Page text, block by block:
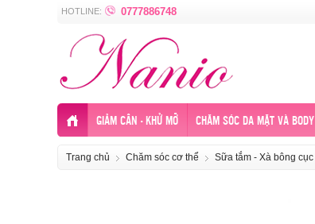
HOTLINE: 0777886748
GIẢM CÂN - KHỬ MỠ CHĂM SÓC DA MẶT VÀ BODY
Trang chủ Chăm sóc cơ thể Sữa tắm - Xà bông cục